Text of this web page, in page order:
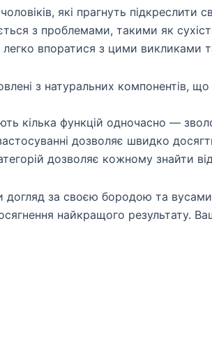
які прагнуть підкреслити
з проблемами, такими як
впоратися з цими викликами
з натуральних компонентів,
кілька функцій одночасно —
дозволяє швидко
дозволяє кожному знайти
за своєю бородою та
найкращого результату.